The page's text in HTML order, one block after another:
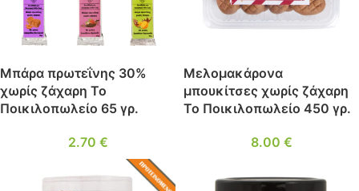
Μπάρα πρωτεΐνης 30%
χωρίς ζάχαρη Το
Ποικιλοπωλείο 65 γρ.
2.70 €
Μελομακάρονα
μπουκίτσες χωρίς ζάχαρη
Το Ποικιλοπωλείο 450 γρ.
8.00 €
ΔΗΜΟΦΙΛ